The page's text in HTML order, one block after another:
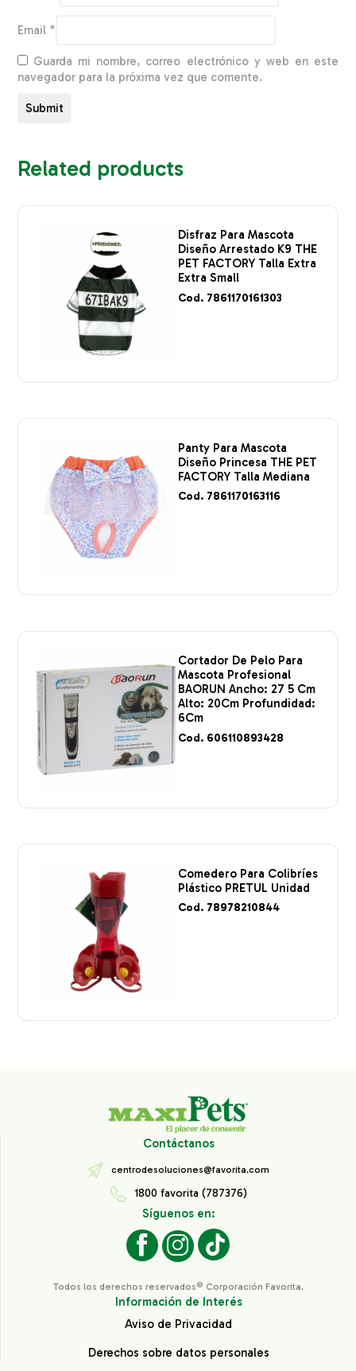
Email *
Guarda mi nombre, correo electrónico y web en este
navegador para la próxima vez que comente.
Related products
Disfraz Para Mascota
Diseño Arrestado K9 THE
PET FACTORY Talla Extra
Extra Small
Cod. 7861170161303
Panty Para Mascota
Diseño Princesa THE PET
FACTORY Talla Mediana
Cod. 7861170163116
Cortador De Pelo Para
Mascota Profesional
BAORUN Ancho: 27 5 Cm
Alto: 20Cm Profundidad:
6Cm
Cod. 606110893428
Comedero Para Colibríes
Plástico PRETUL Unidad
Cod. 78978210844
Contáctanos
centrodesoluciones@favorita.com
1800 favorita (787376)
Síguenos en:
Todos los derechos reservados® Corporación Favorita.
Información de Interés
Aviso de Privacidad
Derechos sobre datos personales